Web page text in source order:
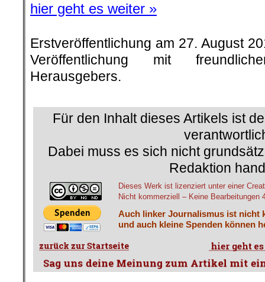
hier geht es weiter »
Erstveröffentlichung am 27. August
Veröffentlichung mit
Herausgebers.
Für den Inhalt dieses Artikels ist
Dabei muss es sich nicht
Redaktion
Dieses Werk ist lizenziert unter einer
Nicht kommerziell – Keine Bearbeitungen
Auch linker Journalismus ist nicht
und auch kleine Spenden können